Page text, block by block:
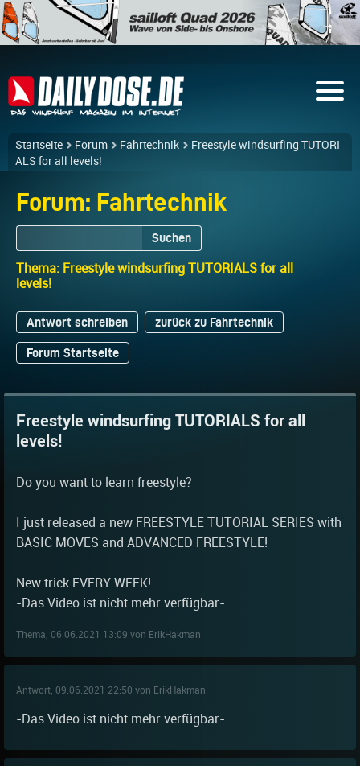
Startseite Forum Fahrtechnik
Freestyle windsurfing TUTORI
ALS for all levels!
Forum: Fahrtechnik
Suchen
Thema: Freestyle windsurfing TUTORIALS for all
levels!
Antwort schreiben zurück zu Fahrtechnik
Forum Startseite
Freestyle windsurfing TUTORIALS for all
levels!
Do you want to learn freestyle?
I just released a new FREESTYLE TUTORIAL SERIES with
BASIC MOVES and ADVANCED FREESTYLE!
New trick EVERY WEEK!
-Das Video ist nicht mehr verfügbar-
Thema, 06.06.2021 13:09 von ErikHakman
Antwort, 09.06.2021 22:50 von ErikHakman
-Das Video ist nicht mehr verfügbar-